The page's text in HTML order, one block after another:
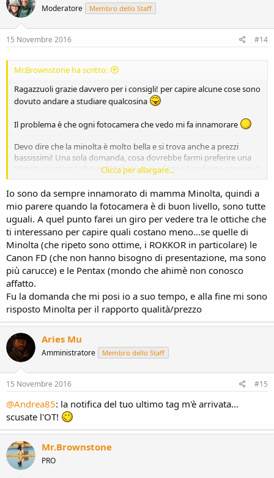
Moderatore Membro dello Staff
15 Novembre 2016 #14
Mr.Brownstone ha scritto:
Ragazzuoli grazie davvero per i consigli! per capire alcune cose sono
dovuto andare a studiare qualcosina
Il problema è che ogni fotocamera che vedo mi fa innamorare
Devo dire che la minolta è molto bella e si trova anche a prezzi
bassissimi! Una sola domanda, cosa dovrebbe farmi preferire una
Minolta piuttosto che una Yashica o una Canon? parliamo sempre di
Clicca per allargare...
Io sono da sempre innamorato di mamma Minolta, quindi a
mio parere quando la fotocamera è di buon livello, sono tutte
uguali. A quel punto farei un giro per vedere tra le ottiche che
ti interessano per capire quali costano meno...se quelle di
Minolta (che ripeto sono ottime, i ROKKOR in particolare) le
Canon FD (che non hanno bisogno di presentazione, ma sono
più carucce) e le Pentax (mondo che ahimè non conosco
affatto.
Fu la domanda che mi posi io a suo tempo, e alla fine mi sono
risposto Minolta per il rapporto qualità/prezzo
Aries Mu
Amministratore Membro dello Staff
15 Novembre 2016 #15
@Andrea85: la notifica del tuo ultimo tag m'è arrivata...
scusate l'OT!
Mr.Brownstone
PRO